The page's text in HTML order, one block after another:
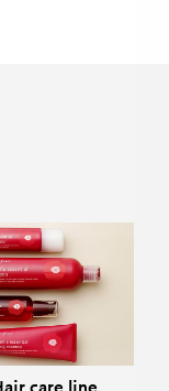
care line